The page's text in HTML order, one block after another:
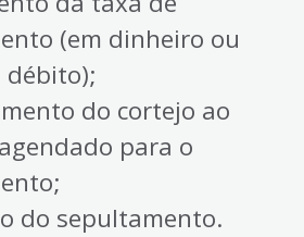
(em dinheiro ou
débito);
do cortejo ao
para o
do sepultamento.